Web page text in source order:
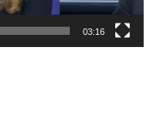
03:16